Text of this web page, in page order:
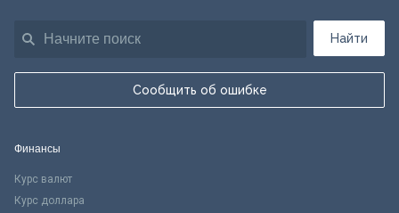
Найти
Сообщить об ошибке
Финансы
Курс валют
Курс доллара